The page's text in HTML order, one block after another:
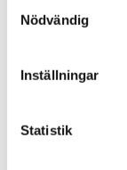
Nödvändig
Inställningar
Statistik
Validera